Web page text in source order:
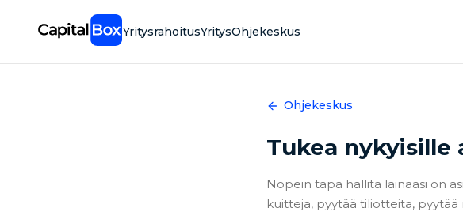
YritysrahoitusYritysOhjekeskus
Ohjekeskus
Tukea nykyisille
Nopein tapa hallita lainaasi on
kuitteja, pyytää tiliotteita,